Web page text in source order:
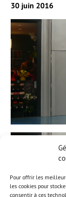
Pour offrir les
les cookies pour
consentir à ces
30 juin 2016